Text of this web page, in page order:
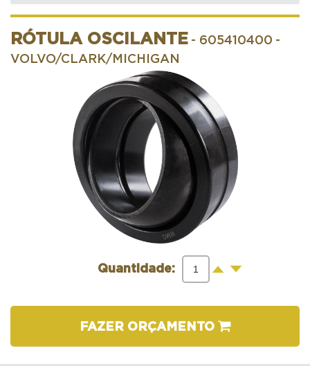
RÓTULA OSCILANTE - 605410400 -
VOLVO/CLARK/MICHIGAN
Quantidade: + -
FAZER ORÇAMENTO